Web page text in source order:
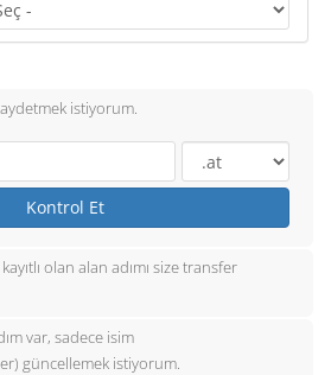
istiyorum.
Kontrol Et
olan alan adımı size transfer
var, sadece isim
güncellemek istiyorum.